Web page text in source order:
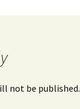
not be published.